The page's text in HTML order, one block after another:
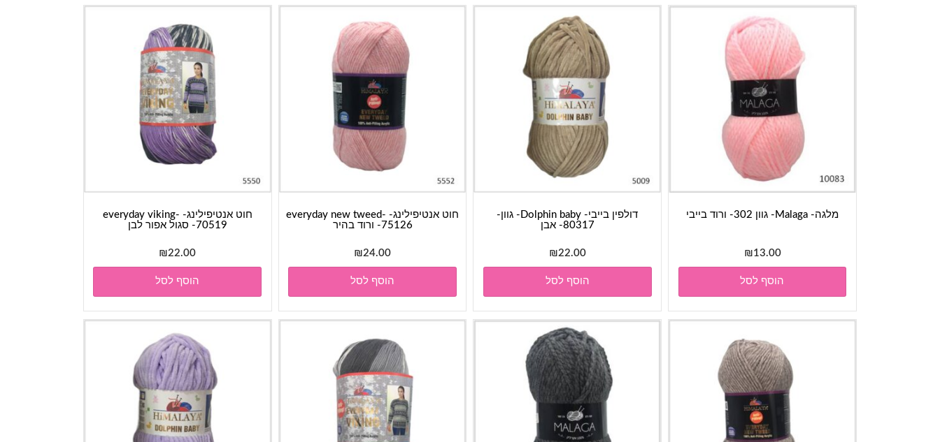
חוט אנטיפילינג- everyday viking-
70519- סגול אפור לבן
₪22.00
הוסף לסל
חוט אנטיפילינג- everyday new tweed-
75126- ורוד בהיר
₪24.00
הוסף לסל
דולפין בייבי- Dolphin baby- גוון-
80317- אבן
₪22.00
הוסף לסל
מלגה- Malaga- גוון 302- ורוד בייבי
₪13.00
הוסף לסל